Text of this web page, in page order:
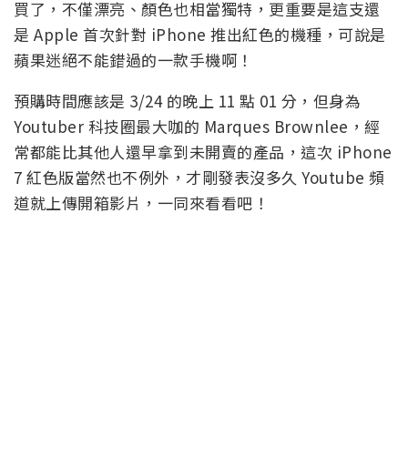
買了，不僅漂亮、顏色也相當獨特，更重要是這支還
是 Apple 首次針對 iPhone 推出紅色的機種，可說是
蘋果迷絕不能錯過的一款手機啊！
預購時間應該是 3/24 的晚上 11 點 01 分，但身為
Youtuber 科技圈最大咖的 Marques Brownlee，經
常都能比其他人還早拿到未開賣的產品，這次 iPhone
7 紅色版當然也不例外，才剛發表沒多久 Youtube 頻
道就上傳開箱影片，一同來看看吧！